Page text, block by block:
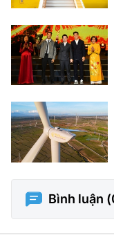
Bình luận (